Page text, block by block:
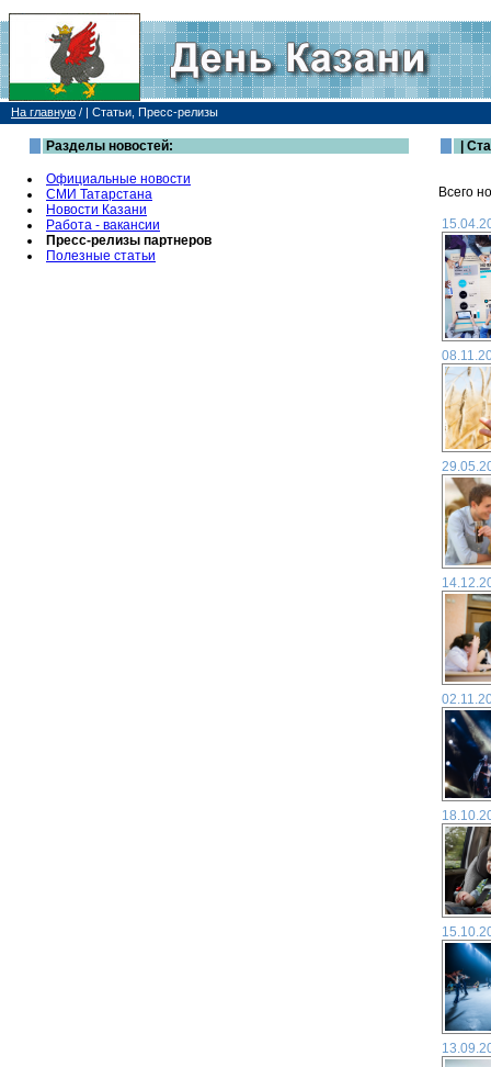
На главную / | Статьи, Пресс-релизы
Разделы новостей:
Официальные новости
СМИ Татарстана
Новости Казани
Работа - вакансии
Пресс-релизы партнеров
Полезные статьи
|
Всего